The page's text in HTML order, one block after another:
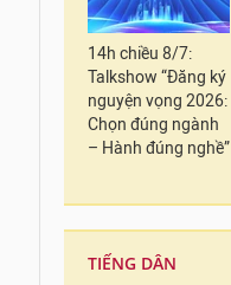
14h chiều 8/7:
Talkshow “Đăng ký
nguyện vọng 2026:
Chọn đúng ngành
– Hành đúng nghề”
TIẾNG DÂN